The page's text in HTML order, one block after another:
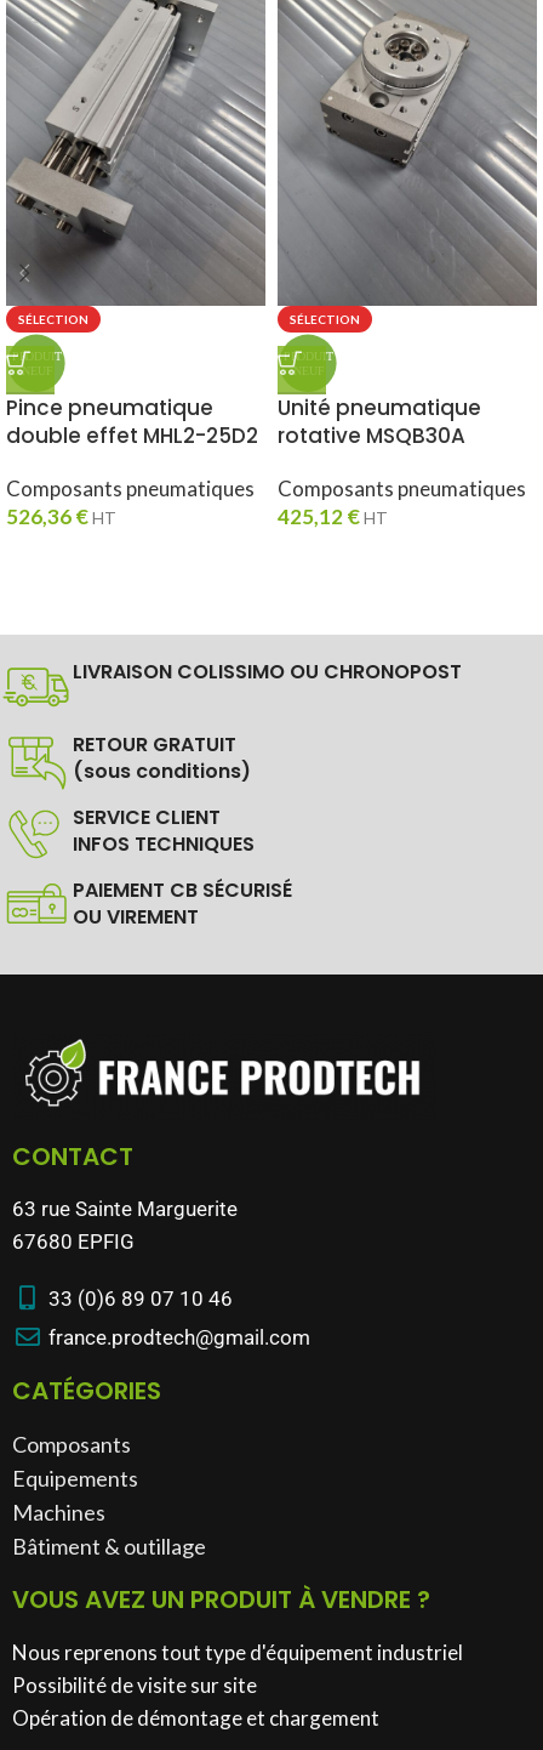
SÉLECTION
Pince pneumatique
double effet MHL2-25D2
Composants pneumatiques
526,36€HT
SÉLECTION
Unité pneumatique
rotative MSQB30A
Composants pneumatiques
425,12€HT
LIVRAISON COLISSIMO OU CHRONOPOST
RETOUR GRATUIT
(sous conditions)
SERVICE CLIENT
INFOS TECHNIQUES
PAIEMENT CB SÉCURISÉ
OU VIREMENT
CONTACT
63 rue Sainte Marguerite
67680 EPFIG
33 (0)6 89 07 10 46
france.prodtech@gmail.com
CATÉGORIES
Composants
Equipements
Machines
Bâtiment & outillage​
VOUS AVEZ UN PRODUIT À VENDRE ?
Nous reprenons tout type d'équipement industriel
Possibilité de visite sur site
Opération de démontage et chargement